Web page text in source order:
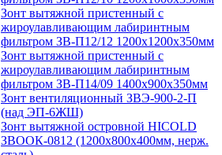
Зонт вытяжной пристенный с
жироулавливающим лабиринтным
фильтром ЗВ-П12/12 1200х1200х350мм
Зонт вытяжной пристенный с
жироулавливающим лабиринтным
фильтром ЗВ-П14/09 1400х900х350мм
Зонт вентиляционный ЗВЭ-900-2-П
(над ЭП-6ЖШ)
Зонт вытяжной островной HICOLD
ЗВООК-0812 (1200х800x400мм, нерж.